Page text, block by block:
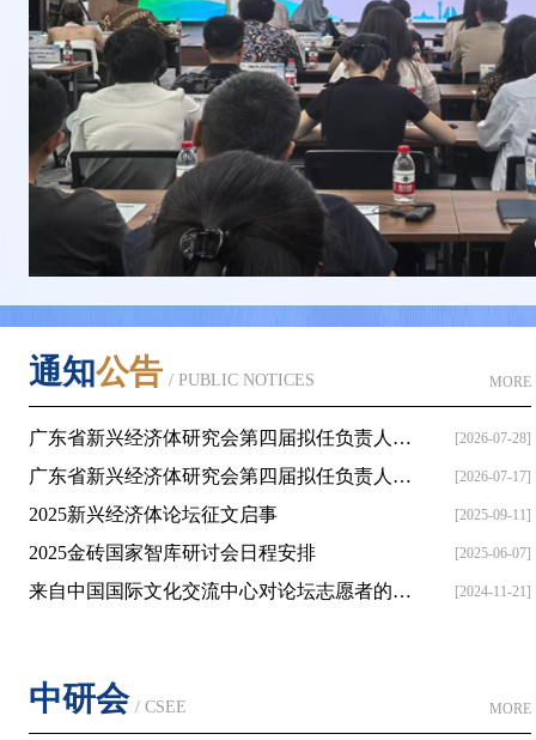
通知公告 / PUBLIC NOTICES MORE
广东省新兴经济体研究会第四届拟任负责人名... [2026-07-28]
广东省新兴经济体研究会第四届拟任负责人名... [2026-07-17]
2025新兴经济体论坛征文启事 [2025-09-11]
2025金砖国家智库研讨会日程安排 [2025-06-07]
来自中国国际文化交流中心对论坛志愿者的感... [2024-11-21]
中研会 / CSEE MORE